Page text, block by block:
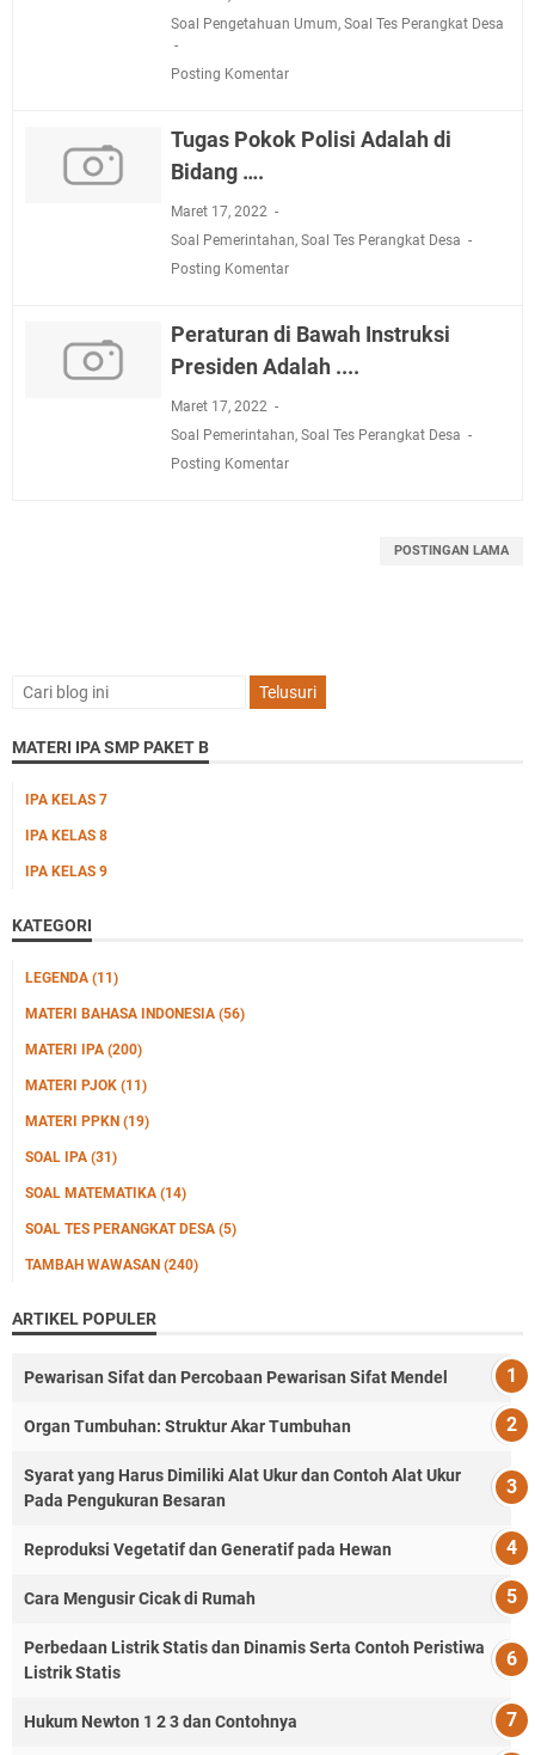
Soal Pengetahuan Umum, Soal Tes Perangkat Desa
Posting Komentar
Tugas Pokok Polisi Adalah di
Bidang ….
Maret 17, 2022
Soal Pemerintahan, Soal Tes Perangkat Desa
Posting Komentar
Peraturan di Bawah Instruksi
Presiden Adalah ....
Maret 17, 2022
Soal Pemerintahan, Soal Tes Perangkat Desa
Posting Komentar
POSTINGAN LAMA
MATERI IPA SMP PAKET B
IPA KELAS 7
IPA KELAS 8
IPA KELAS 9
KATEGORI
LEGENDA (11)
MATERI BAHASA INDONESIA (56)
MATERI IPA (200)
MATERI PJOK (11)
MATERI PPKN (19)
SOAL IPA (31)
SOAL MATEMATIKA (14)
SOAL TES PERANGKAT DESA (5)
TAMBAH WAWASAN (240)
ARTIKEL POPULER
Pewarisan Sifat dan Percobaan Pewarisan Sifat Mendel
Organ Tumbuhan: Struktur Akar Tumbuhan
Syarat yang Harus Dimiliki Alat Ukur dan Contoh Alat Ukur
Pada Pengukuran Besaran
Reproduksi Vegetatif dan Generatif pada Hewan
Cara Mengusir Cicak di Rumah
Perbedaan Listrik Statis dan Dinamis Serta Contoh Peristiwa
Listrik Statis
Hukum Newton 1 2 3 dan Contohnya